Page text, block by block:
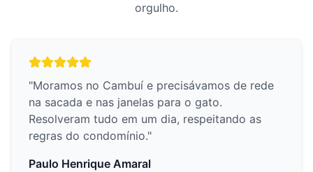
orgulho.
"Moramos no Cambuí e precisávamos de rede
na sacada e nas janelas para o gato.
Resolveram tudo em um dia, respeitando as
regras do condomínio."
Paulo Henrique Amaral